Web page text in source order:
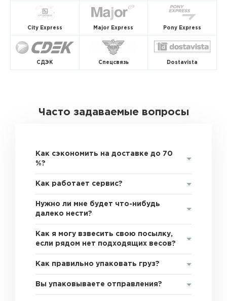
City Express Major Express Pony Express
СДЭК Спецсвязь Dostavista
Часто задаваемые вопросы
Как сэкономить на доставке до 70
%?
Как работает сервис?
Нужно ли мне будет что-нибудь
далеко нести?
Как я могу взвесить свою посылку,
если рядом нет подходящих весов?
Как правильно упаковать груз?
Вы упаковываете отправления?